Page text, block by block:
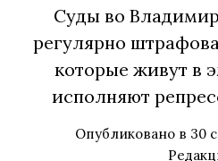
Суды во
регулярно
которые живут в
исполняют
Опубликовано в 30